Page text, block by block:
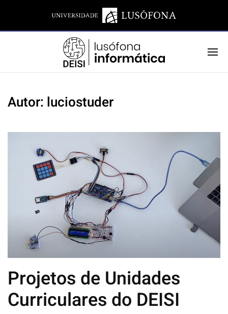
Autor: luciostuder
Projetos de Unidades
Curriculares do DEISI